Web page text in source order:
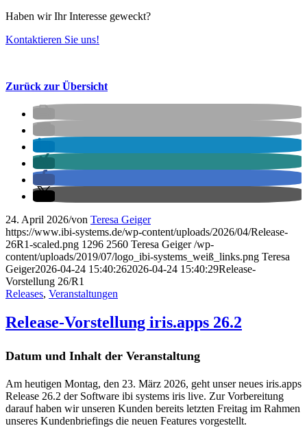
Haben wir Ihr Interesse geweckt?
Kontaktieren Sie uns!
Zurück zur Übersicht
24. April 2026/von Teresa Geiger
https://www.ibi-systems.de/wp-content/uploads/2026/04/Release-
26R1-scaled.png 1296 2560 Teresa Geiger /wp-
content/uploads/2019/07/logo_ibi-systems_weiß_links.png Teresa
Geiger2026-04-24 15:40:262026-04-24 15:40:29Release-
Vorstellung 26/R1
Releases, Veranstaltungen
Release-Vorstellung iris.apps 26.2
Datum und Inhalt der Veranstaltung
Am heutigen Montag, den 23. März 2026, geht unser neues iris.apps
Release 26.2 der Software ibi systems iris live. Zur Vorbereitung
darauf haben wir unseren Kunden bereits letzten Freitag im Rahmen
unseres Kundenbriefings die neuen Features vorgestellt.